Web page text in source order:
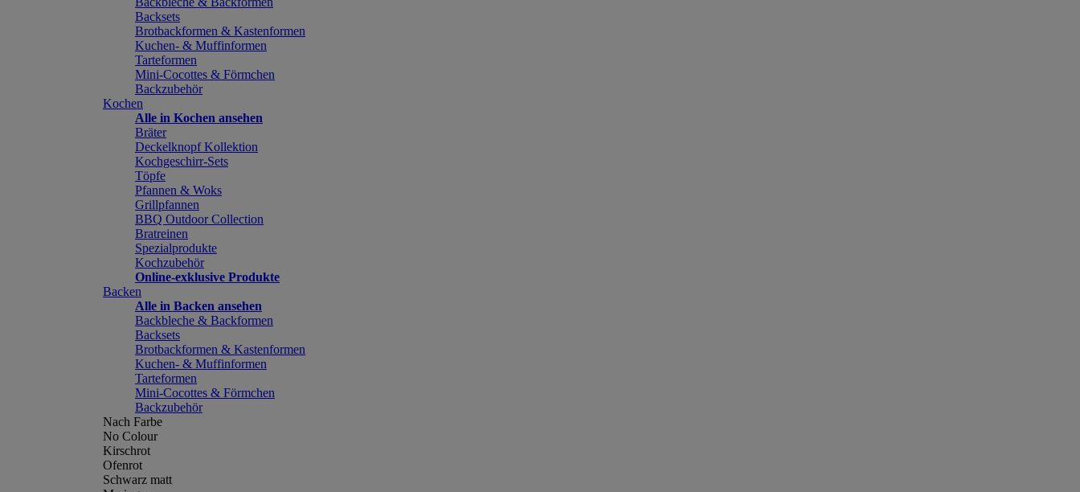
Backsets
Brotbackformen & Kastenformen
Kuchen- & Muffinformen
Tarteformen
Mini-Cocottes & Förmchen
Backzubehör
Kochen
Alle in Kochen ansehen
Bräter
Deckelknopf Kollektion
Kochgeschirr-Sets
Töpfe
Pfannen & Woks
Grillpfannen
BBQ Outdoor Collection
Bratreinen
Spezialprodukte
Kochzubehör
Online-exklusive Produkte
Backen
Alle in Backen ansehen
Backbleche & Backformen
Backsets
Brotbackformen & Kastenformen
Kuchen- & Muffinformen
Tarteformen
Mini-Cocottes & Förmchen
Backzubehör
Nach Farbe
No Colour
Kirschrot
Ofenrot
Schwarz matt